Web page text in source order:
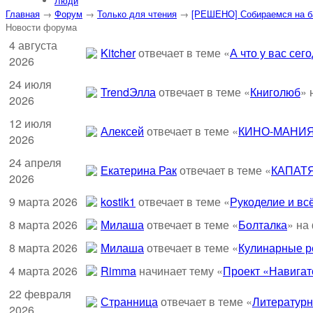
Главная → Форум → Только для чтения → [РЕШЕНО] Собираемся на
Новости форума
4 августа
2026
Kitcherотвечает в теме «А что у вас
24 июля
2026
TrendЭллаотвечает в теме «Книголюб»
12 июля
2026
Алексей отвечает в теме «КИНО-
24 апреля
2026
Екатерина Ракотвечает в теме «
9 марта 2026
kostik1 отвечает в теме «Рукоделие и
8 марта 2026
Милашаотвечает в теме «Болталка»
8 марта 2026
Милашаотвечает в теме «Кулинарные
4 марта 2026
Rimma начинает тему «Проект
22 февраля
Странницаотвечает в теме «